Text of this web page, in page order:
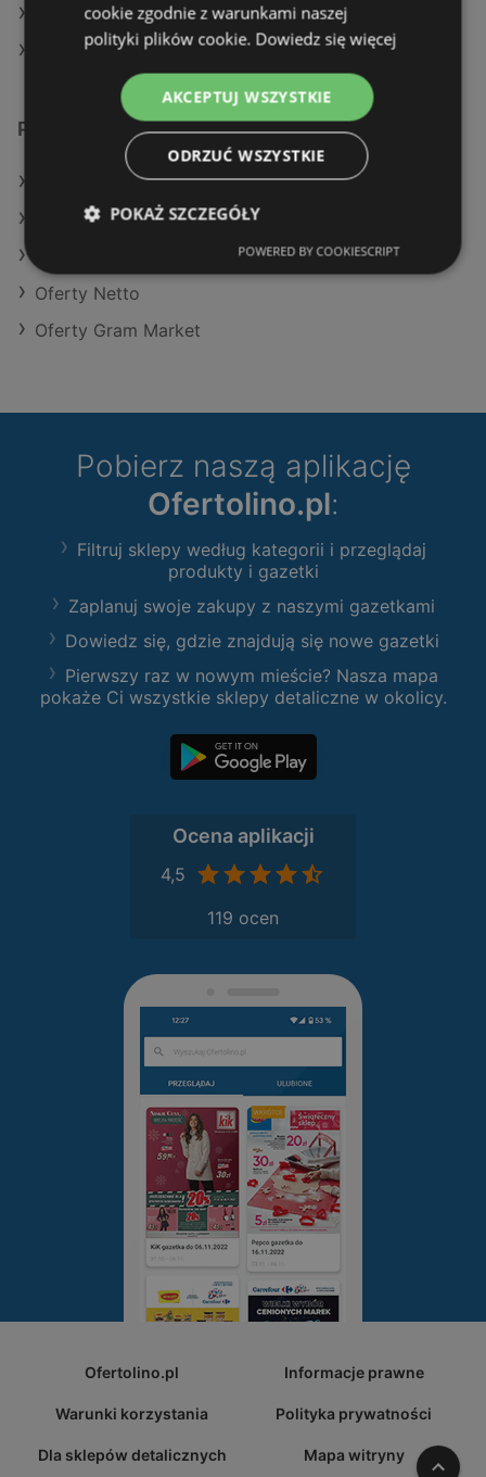
Aktualne gazetki Gram Market
Sklepy Lewiatan w Wolin
Podobne sklepy detaliczne
Oferty Action
Oferty Eurocash
Oferty Netto
Oferty Gram Market
Pobierz naszą aplikację
Ofertolino.pl:
Filtruj sklepy według kategorii i przeglądaj
produkty i gazetki
Zaplanuj swoje zakupy z naszymi gazetkami
Dowiedz się, gdzie znajdują się nowe gazetki
Pierwszy raz w nowym mieście? Nasza mapa
pokaże Ci wszystkie sklepy detaliczne w okolicy.
Ocena aplikacji
4,5
119 ocen
Ofertolino.pl Informacje prawne
Warunki korzystania Polityka prywatności
Dla sklepów detalicznych Mapa witryny W
cookie zgodnie z warunkami naszej
polityki plików cookie. Dowiedz się więcej
AKCEPTUJ WSZYSTKIE
ODRZUĆ WSZYSTKIE
POKAŻ SZCZEGÓŁY
POWERED BY COOKIESCRIPT